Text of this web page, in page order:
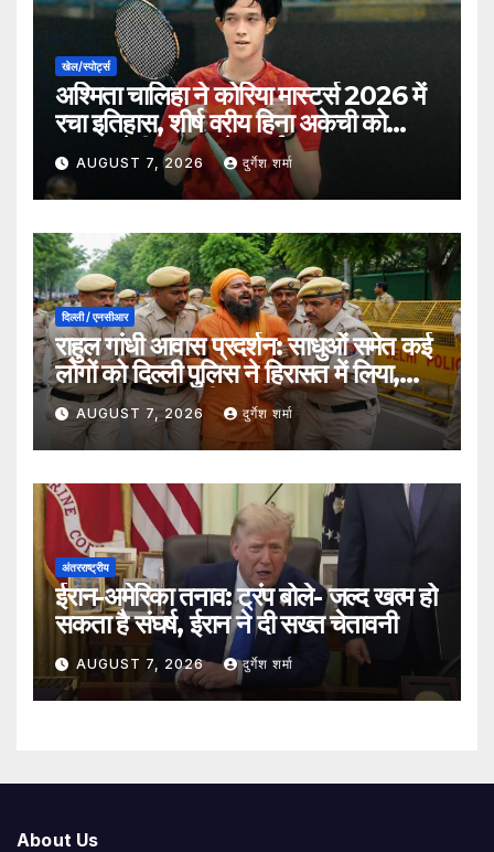
खेल/स्पोर्ट्स
अश्मिता चालिहा ने कोरिया मास्टर्स 2026 में
रचा इतिहास, शीर्ष वरीय हिना अकेची को
हराकर सेमीफाइनल में बनाई जगह
AUGUST 7, 2026 दुर्गेश शर्मा
दिल्ली / एनसीआर
राहुल गांधी आवास प्रदर्शन: साधुओं समेत कई
लोगों को दिल्ली पुलिस ने हिरासत में लिया,
सुरक्षा व्यवस्था कड़ी
AUGUST 7, 2026 दुर्गेश शर्मा
अंतरराष्ट्रीय
ईरान-अमेरिका तनाव: ट्रंप बोले- जल्द खत्म हो
सकता है संघर्ष, ईरान ने दी सख्त चेतावनी
AUGUST 7, 2026 दुर्गेश शर्मा
About Us